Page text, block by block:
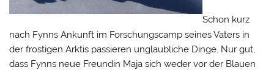
Schon kurz
nach Fynns Ankunft im Forschungscamp seines Vaters in
der frostigen Arktis passieren unglaubliche Dinge. Nur gut,
dass Fynns neue Freundin Maja sich weder vor der Blauen